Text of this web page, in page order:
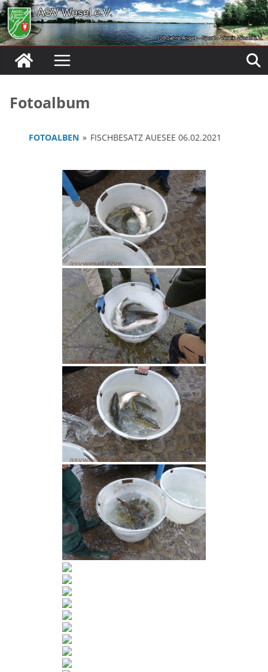
Zum
Inhalt
springen
Fotoalbum
FOTOALBEN » FISCHBESATZ AUESEE 06.02.2021